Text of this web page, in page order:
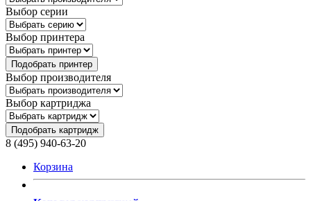
Выбор серии
Выбор принтера
Подобрать принтер
Выбор производителя
Выбор картриджа
Подобрать картридж
8 (495) 940-63-20
Корзина